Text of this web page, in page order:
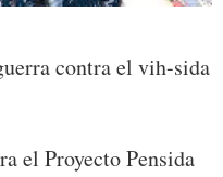
contra el vih-sida
el Proyecto Pensida